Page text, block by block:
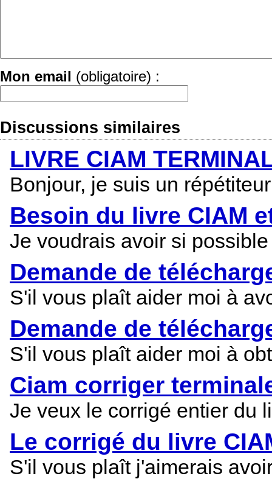
Mon email (obligatoire) :
Discussions similaires
LIVRE CIAM
Bonjour, je suis un
Besoin du livre CIAM
Je voudrais avoir si
Demande de
S'il vous plaît aider moi à
Demande de
S'il vous plaît aider moi à
Ciam corriger
Je veux le corrigé entier du
Le corrigé du livre
S'il vous plaît j'aimerais